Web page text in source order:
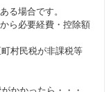
る場合です。
ら必要経費・控除額
村民税が非課税等